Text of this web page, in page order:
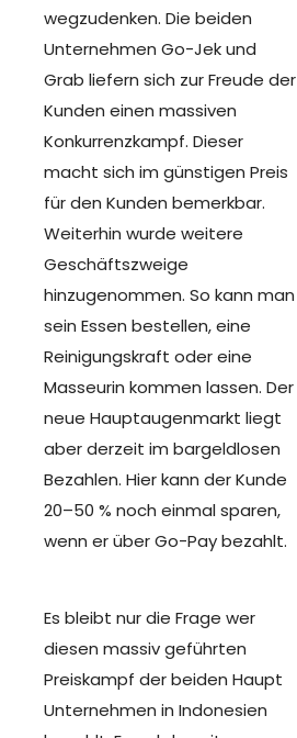
wegzudenken. Die beiden
Unternehmen Go-Jek und
Grab liefern sich zur Freude der
Kunden einen massiven
Konkurrenzkampf. Dieser
macht sich im günstigen Preis
für den Kunden bemerkbar.
Weiterhin wurde weitere
Geschäftszweige
hinzugenommen. So kann man
sein Essen bestellen, eine
Reinigungskraft oder eine
Masseurin kommen lassen. Der
neue Hauptaugenmarkt liegt
aber derzeit im bargeldlosen
Bezahlen. Hier kann der Kunde
20–50 % noch einmal sparen,
wenn er über Go-Pay bezahlt.
Es bleibt nur die Frage wer
diesen massiv geführten
Preiskampf der beiden Haupt
Unternehmen in Indonesien